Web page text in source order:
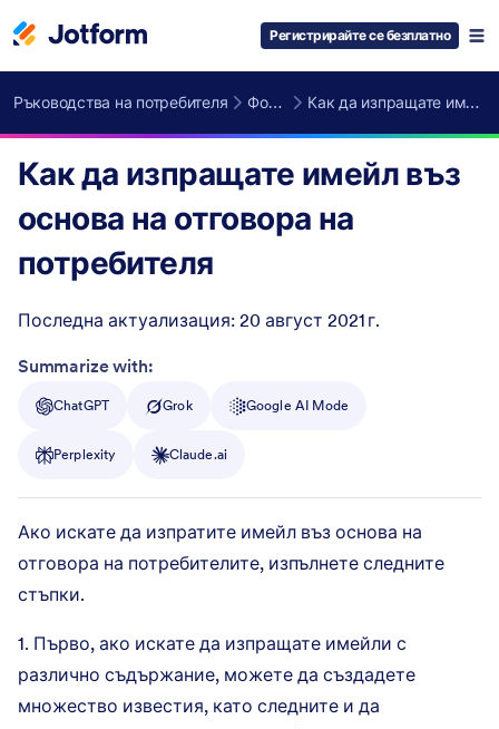
Регистрирайте се безплатно
Ръководства на потребителя Формови Имейли Как да изпращате имейл въз основа на отговора на потребителя
Как да изпращате имейл въз
основа на отговора на
потребителя
Последна актуализация: 20 август 2021 г.
Post ID
Summarize with:
ChatGPT Grok Google AI Mode
Perplexity Claude.ai
Ако искате да изпратите имейл въз основа на
отговора на потребителите, изпълнете следните
стъпки.
1. Първо, ако искате да изпращате имейли с
различно съдържание, можете да създадете
множество известия, като следните и да